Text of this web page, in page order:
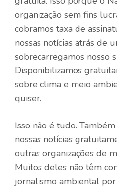
organização sem fins
cobramos taxa de
nossas notícias atrás de
sobrecarregamos nosso
Disponibilizamos
sobre clima e meio
quiser.
Isso não é tudo.
nossas notícias
outras organizações de
Muitos deles não têm
jornalismo ambiental